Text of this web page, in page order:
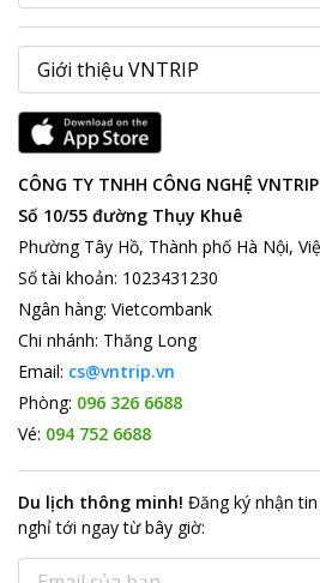
CÔNG TY TNHH CÔNG NGHỆ VNTRIP
Số 10/55 đường Thụy Khuê
Phường Tây Hồ, Thành phố Hà Nội,
Số tài khoản: 1023431230
Ngân hàng: Vietcombank
Chi nhánh: Thăng Long
Email: cs@vntrip.vn
Phòng: 096 326 6688
Vé: 094 752 6688
Du lịch thông minh! Đăng ký nhận
nghỉ tới ngay từ bây giờ: